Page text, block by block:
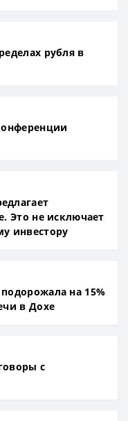
рубля в
Это не исключает
инвестору
на 15%
в Дохе
с